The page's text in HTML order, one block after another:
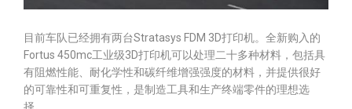
目前车队已经拥有两台Stratasys FDM 3D打印机。全新购入的
Fortus 450mc工业级3D打印机可以处理二十多种材料，包括具
有阻燃性能、耐化学性和碳纤维增强强度的材料，并提供很好
的可靠性和可重复性，是制造工具和生产终端零件的理想选
择。